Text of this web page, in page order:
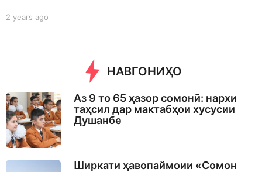
2 years ago
g
o
НАВГОНИҲО
Аз 9 то 65 ҳазор сомонӣ: нархи
таҳсил дар мактабҳои хусусии
Душанбе
Ширкати ҳавопаймоии «Сомон